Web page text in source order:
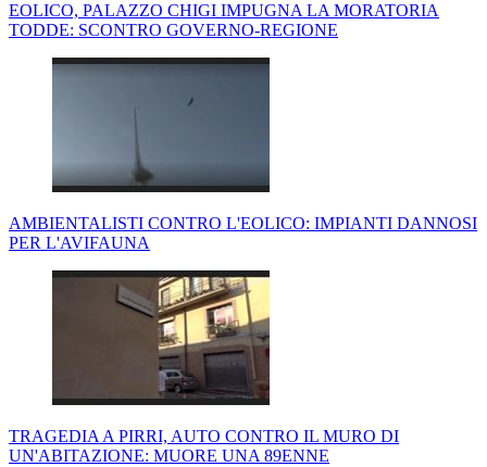
EOLICO, PALAZZO CHIGI IMPUGNA LA MORATORIA
TODDE: SCONTRO GOVERNO-REGIONE
AMBIENTALISTI CONTRO L'EOLICO: IMPIANTI DANNOSI
PER L'AVIFAUNA
TRAGEDIA A PIRRI, AUTO CONTRO IL MURO DI
UN'ABITAZIONE: MUORE UNA 89ENNE